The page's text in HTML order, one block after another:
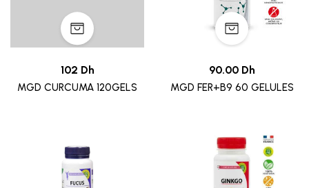
102 Dh
MGD CURCUMA 120GELS
90.00 Dh
MGD FER+B9 60 GELULES